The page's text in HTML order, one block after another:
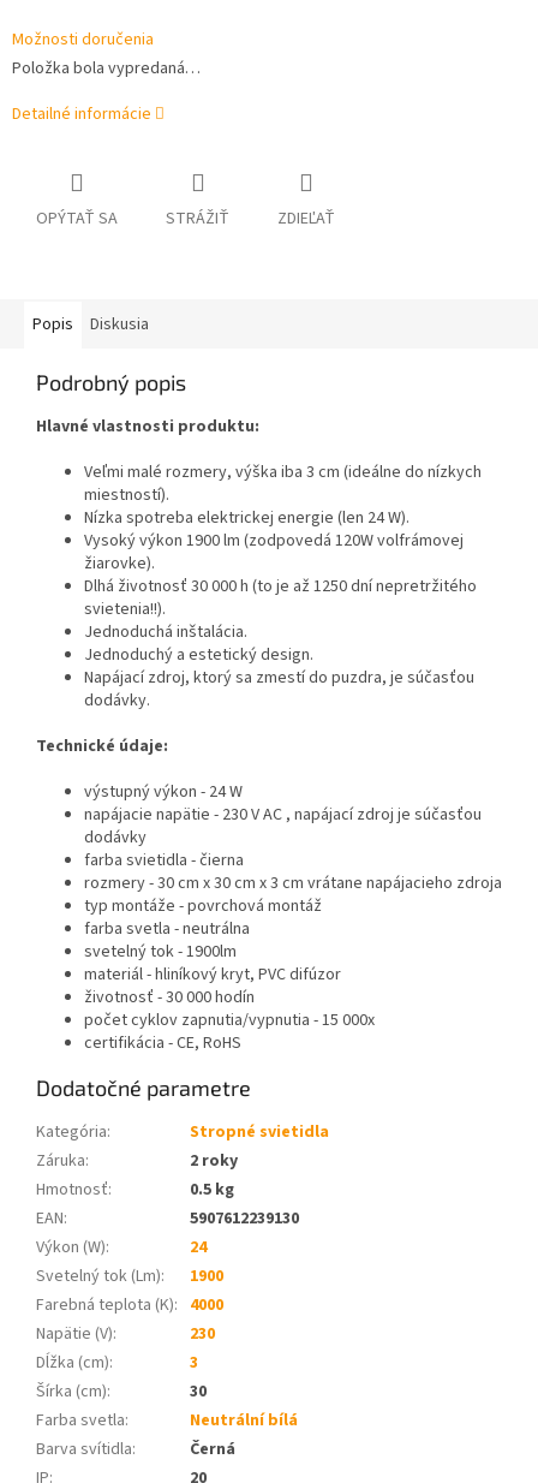
Možnosti doručenia
Položka bola vypredaná…
Detailné informácie
OPÝTAŤ SA STRÁŽIŤ ZDIEĽAŤ
Popis Diskusia
Podrobný popis
Hlavné vlastnosti produktu:
Veľmi malé rozmery, výška iba 3 cm (ideálne do nízkych
miestností).
Nízka spotreba elektrickej energie (len 24 W).
Vysoký výkon 1900 lm (zodpovedá 120W volfrámovej
žiarovke).
Dlhá životnosť 30 000 h (to je až 1250 dní nepretržitého
svietenia!!).
Jednoduchá inštalácia.
Jednoduchý a estetický design.
Napájací zdroj, ktorý sa zmestí do puzdra, je súčasťou
dodávky.
Technické údaje:
výstupný výkon - 24 W
napájacie napätie - 230 V AC , napájací zdroj je súčasťou
dodávky
farba svietidla - čierna
rozmery - 30 cm x 30 cm x 3 cm vrátane napájacieho zdroja
typ montáže - povrchová montáž
farba svetla - neutrálna
svetelný tok - 1900lm
materiál - hliníkový kryt, PVC difúzor
životnosť - 30 000 hodín
počet cyklov zapnutia/vypnutia - 15 000x
certifikácia - CE, RoHS
Dodatočné parametre
Kategória:
Stropné svietidla
Záruka:
2 roky
Hmotnosť:
0.5 kg
EAN:
5907612239130
Výkon (W):
24
Svetelný tok (Lm):
1900
Farebná teplota (K): 4000
Napätie (V):
230
Dĺžka (cm):
3
Šírka (cm):
30
Farba svetla:
Neutrální bílá
Barva svítidla:
Černá